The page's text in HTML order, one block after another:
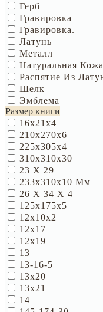
Герб
Гравировка
Гравировка.
Латунь
Металл
Натуральная Кожа
Распятие Из
Шелк
Эмблема
Размер книги
16х21х4
210х270х6
225х305х4
310х310х30
23 Х 29
233х310х10 Мм
26 Х 34 Х 4
125х175х5
12х10х2
12х17
12х19
13
13-16-5
13х20
13х21
14